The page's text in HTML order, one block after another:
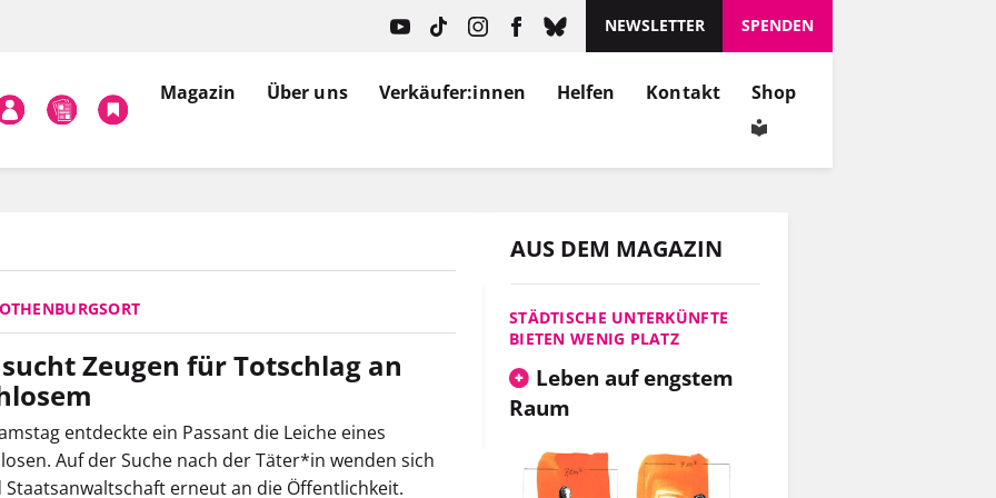
NEWSLETTER SPENDEN
Magazin Über uns Verkäufer:innen Helfen Kontakt Shop
Zeugen für Totschlag an
entdeckte ein Passant die Leiche eines
Auf der Suche nach der Täter*in wenden sich
Staatsanwaltschaft erneut an die Öffentlichkeit.
AUS DEM MAGAZIN
STÄDTISCHE UNTERKÜNFTE
BIETEN WENIG PLATZ
Leben auf engstem
Raum